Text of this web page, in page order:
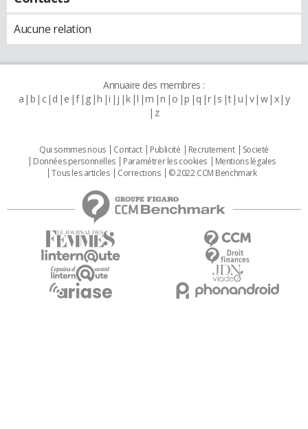
Aucune relation
Annuaire des membres :
a b c d e f g h i j k l m n o p q r s t u v w x y
z
Qui sommes nous Contact Publicité Recrutement
Societé
Données personnelles
Paramétrer les cookies
Mentions légales
Tous les articles
Corrections © 2022 CCM Benchmark